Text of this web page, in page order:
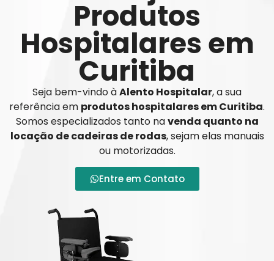
Produtos
Hospitalares em
Curitiba
Seja bem-vindo àAlento Hospitalar, a sua
referência em produtos hospitalares em Curitiba.
Somos especializados tanto navenda quanto na
locação de cadeiras de rodas, sejam elas manuais
ou motorizadas.
Entre em Contato